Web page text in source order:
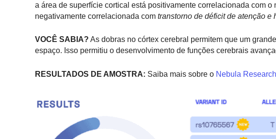
a área de superfície cortical está positivamente correlacionada com
negativamente correlacionada com transtorno de déficit de atenção e
VOCÊ SABIA? As dobras no córtex cerebral permitem que um
espaço. Isso permitiu o desenvolvimento de funções cerebrais
RESULTADOS DE AMOSTRA: Saiba mais sobre o Nebula